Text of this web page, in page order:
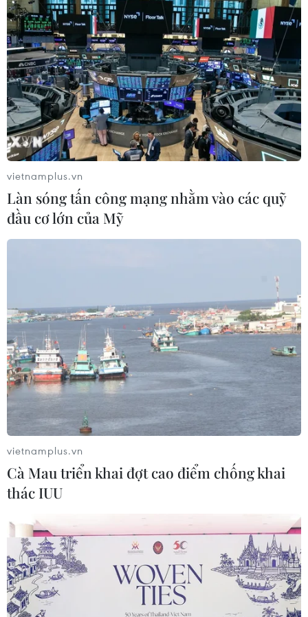
Giá vàng trong nước tiếp tục tăng,
SJC lên ngưỡng 143,3 triệu đồng mỗi
lượng
06/08/2026 02:12
Triều Tiên mở đường bay Bình
Nhưỡng-Wonsan Kalma thúc đẩy du
lịch
06/08/2026 02:05
Giá vàng ngày 6/8: Bảng giá tại các
Chọn đúng đầu tàu: Danh mục
doanh nghiệp nhà nước mạnh và bài
toán giao nhiệm vụ
06/08/2026 00:56
Xem thêm
CƠ QUAN CHỦ QUẢN: THÔNG TẤN XÃ VIỆT NAM
Tổng Biên tập: TRẦN TIẾN DUẨN
Phó Tổng Biên tập: NGUYỄN THỊ TÁM, KHÚC THANH
THỦY
vietnamplus.vn
Làn sóng tấn công mạng nhằm vào các quỹ
đầu cơ lớn của Mỹ
vietnamplus.vn
Cà Mau triển khai đợt cao điểm chống khai
thác IUU